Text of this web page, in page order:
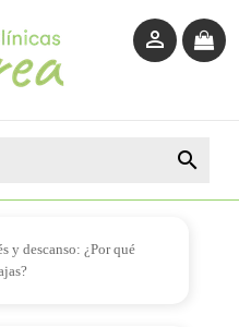


y descanso: ¿Por qué